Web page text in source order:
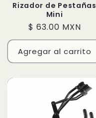
Rizador de Pestañas
Mini
Precio
habitual
$ 63.00 MXN
Agregar al carrito